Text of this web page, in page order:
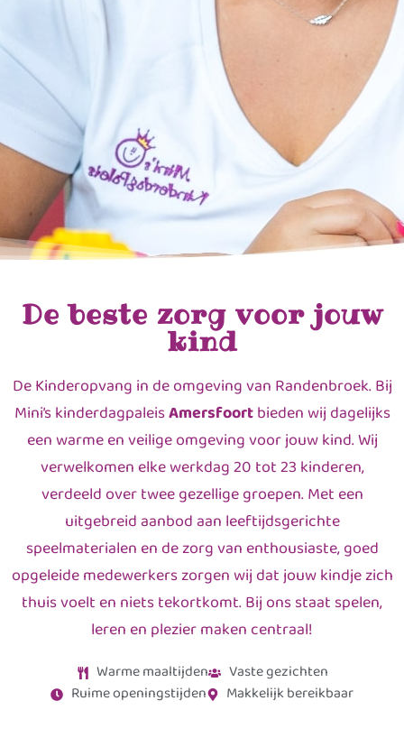
De beste zorg voor jouw
kind
De Kinderopvang in de omgeving van Randenbroek. Bij
Mini’s kinderdagpaleisAmersfoortbieden wij dagelijks
een warme en veilige omgeving voor jouw kind. Wij
verwelkomen elke werkdag 20 tot 23 kinderen,
verdeeld over twee gezellige groepen. Met een
uitgebreid aanbod aan leeftijdsgerichte
speelmaterialen en de zorg van enthousiaste, goed
opgeleide medewerkers zorgen wij dat jouw kindje zich
thuis voelt en niets tekortkomt. Bij ons staat spelen,
leren en plezier maken centraal!
Warme maaltijden
Vaste gezichten
Ruime openingstijden
Makkelijk bereikbaar